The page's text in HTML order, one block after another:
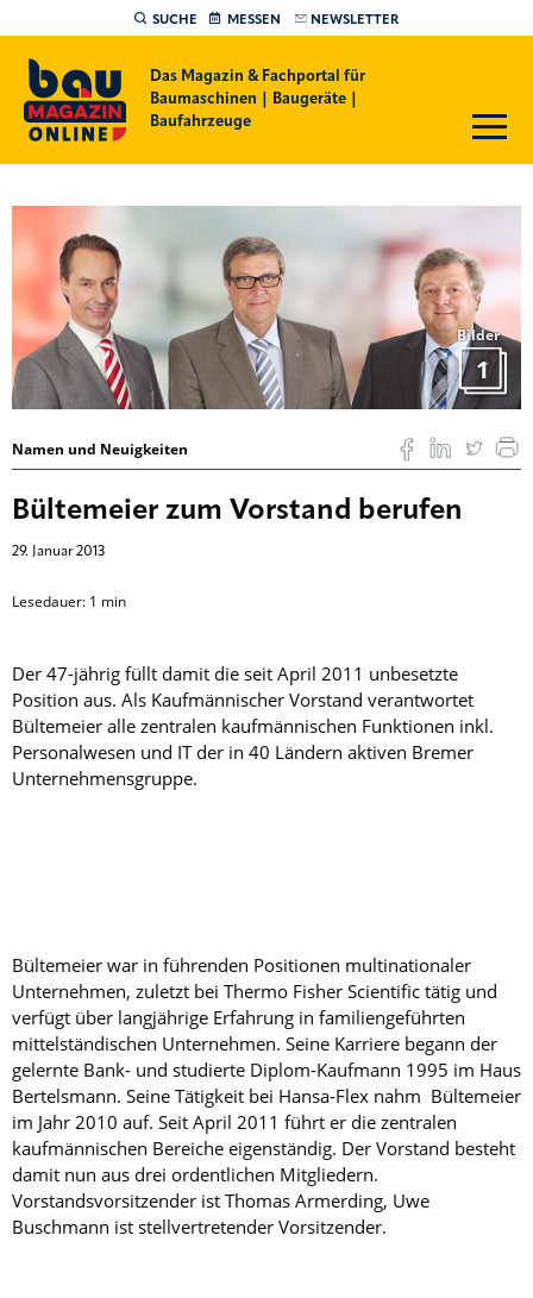
SUCHE MESSEN NEWSLETTER
Das Magazin & Fachportal für
Baumaschinen | Baugeräte |
Baufahrzeuge
Bilder
1
Namen und Neuigkeiten
Bültemeier zum Vorstand berufen
29. Januar 2013
Lesedauer: 1 min
Der 47-jährig füllt damit die seit April 2011 unbesetzte
Position aus. Als Kaufmännischer Vorstand verantwortet
Bültemeier alle zentralen kaufmännischen Funktionen inkl.
Personalwesen und IT der in 40 Ländern aktiven Bremer
Unternehmensgruppe.
Bültemeier war in führenden Positionen multinationaler
Unternehmen, zuletzt bei Thermo Fisher Scientific tätig und
verfügt über langjährige Erfahrung in familiengeführten
mittelständischen Unternehmen. Seine Karriere begann der
gelernte Bank- und studierte Diplom-Kaufmann 1995 im Haus
Bertelsmann. Seine Tätigkeit bei Hansa-Flex nahm Bültemeier
im Jahr 2010 auf. Seit April 2011 führt er die zentralen
kaufmännischen Bereiche eigenständig. Der Vorstand besteht
damit nun aus drei ordentlichen Mitgliedern.
Vorstandsvorsitzender ist Thomas Armerding, Uwe
Buschmann ist stellvertretender Vorsitzender.